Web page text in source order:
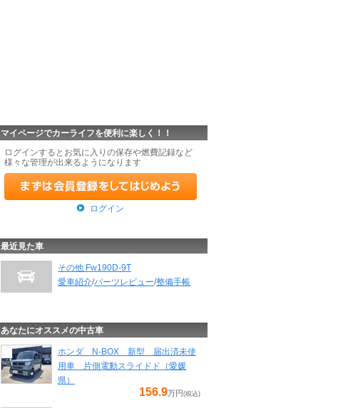
マイページでカーライフを便利に楽しく！！
ログインするとお気に入りの保存や燃費記録など
様々な管理が出来るようになります
ログイン
最近見た車
その他 Fw190D-9T
愛車紹介/パーツレビュー/整備手帳
あなたにオススメの中古車
ホンダ N-BOX 新型 届出済未使
用車 片側電動スライドド（愛媛
県）
156.9万円 (税込)